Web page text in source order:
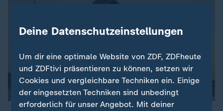
Deine Datenschutzeinstellungen
Um dir eine optimale Website von ZDF, ZDFheute
und ZDFtivi präsentieren zu können, setzen wir
Cookies und vergleichbare Techniken ein. Einige
der eingesetzten Techniken sind unbedingt
erforderlich für unser Angebot. Mit deiner